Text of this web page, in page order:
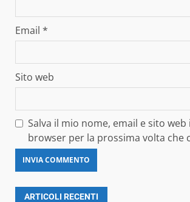
Email *
Sito web
Salva il mio nome, email e sito
browser per la prossima volta che
ARTICOLI RECENTI